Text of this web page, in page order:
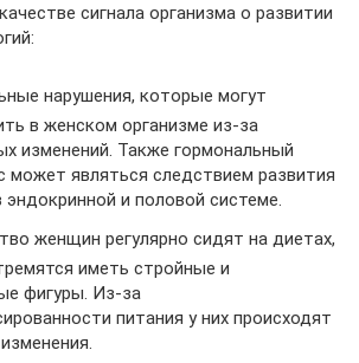
сигнала организма о развитии
нарушения, которые могут
в женском организме из-за
изменений. Также гормональный
может являться следствием развития
и половой системе.
женщин регулярно сидят на диетах,
иметь стройные и
фигуры. Из-за
питания у них происходят